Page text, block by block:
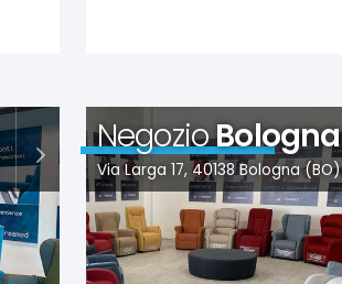
NegozioBologna
Via Larga 17, 40138 Bologna (BO)